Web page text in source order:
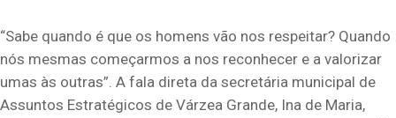
“Sabe quando é que os homens vão nos respeitar? Quando
nós mesmas começarmos a nos reconhecer e a valorizar
umas às outras”. A fala direta da secretária municipal de
Assuntos Estratégicos de Várzea Grande, Ina de Maria,